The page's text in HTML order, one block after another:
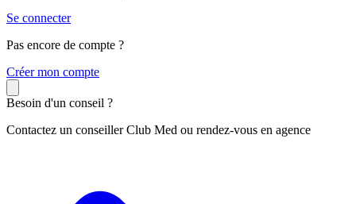
Se connecter
Pas encore de compte ?
Créer mon compte
Besoin d'un conseil ?
Contactez un conseiller Club Med ou rendez-vous en agence